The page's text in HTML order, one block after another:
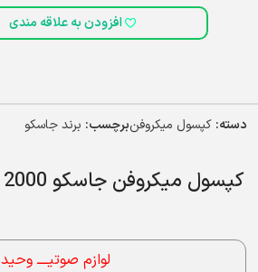
افزودن به علاقه مندی
دسته: کپسول میکروفنبرچسب: برند جاسکو
کپسول میکروفن جاسکو Jasco 2000
لوازم صوتیــــ وحید